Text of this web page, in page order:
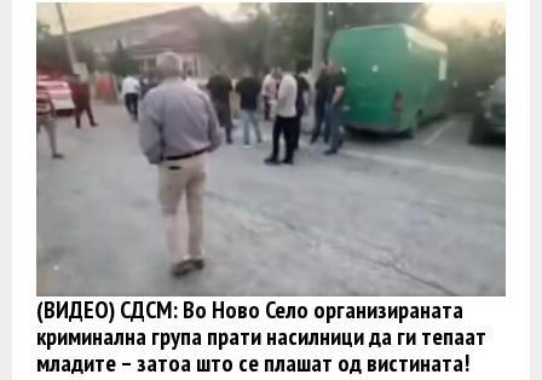
(ВИДЕО) СДСМ: Во Ново Село организираната
криминална група прати насилници да ги тепаат
младите – затоа што се плашат од вистината!